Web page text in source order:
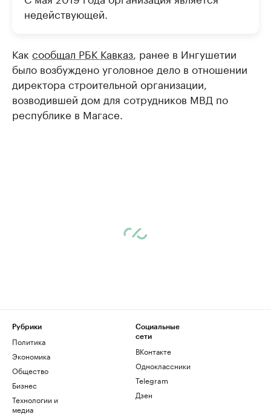
недействующей.
Как сообщал РБК Кавказ , ранее в Ингушетии
было возбуждено уголовное дело в отношении
директора строительной организации,
возводившей дом для сотрудников МВД по
республике в Магасе.
Рубрики
Политика
Экономика
Общество
Бизнес
Технологии и
медиа
Социальные
сети
ВКонтакте
Одноклассники
Telegram
Дзен